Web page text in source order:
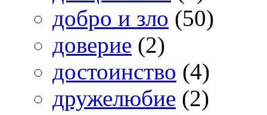
добро и зло (50)
доверие (2)
достоинство (4)
дружелюбие (2)